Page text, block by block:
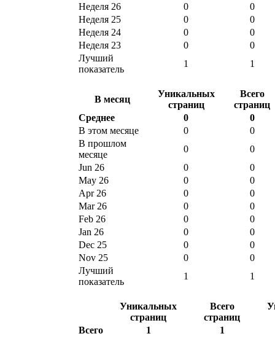
Неделя 26
0
0
Неделя 25
0
0
Неделя 24
0
0
Неделя 23
0
0
Лучший
показатель
1 1
В месяц
Уникальных
страниц
Всего
страниц
Среднее
0
0
В этом месяце
0
0
В прошлом
месяце
0
0
Jun 26
0
0
May 26
0
0
Apr 26
0
0
Mar 26
0
0
Feb 26
0
0
Jan 26
0
0
Dec 25
0
0
Nov 25
0
0
Лучший
показатель
1 1
Уникальных
страниц
Всего
страниц
Всего 1 1